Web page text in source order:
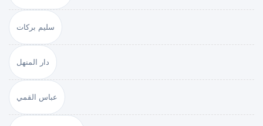
سليم بركات
دار المنهل
عباس القمي